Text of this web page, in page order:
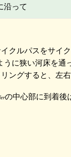
沿って
クルパスをサイ
うに狭い河床を通
ングすると、左
の中心部に到着後